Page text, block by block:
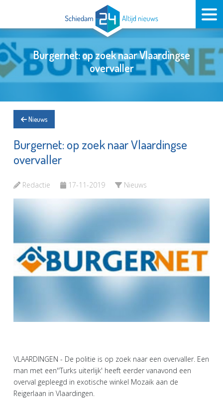
Burgernet: op zoek naar Vlaardingse
overvaller
Nieuws
Burgernet: op zoek naar Vlaardingse
overvaller
Redactie 17-11-2019 Nieuws
VLAARDINGEN - De politie is op zoek naar een overvaller. Een
man met een''Turks uiterlijk' heeft eerder vanavond een
overval gepleegd in exotische winkel Mozaik aan de
Reigerlaan in Vlaardingen.